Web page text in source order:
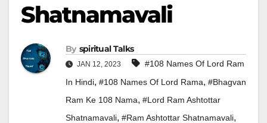
Shatnamavali
By Spiritual Talks
JAN 12, 2023
#108 Names Of Lord Ram
In Hindi, #108 Names Of Lord Rama, #bhagvan
Ram Ke 108 Nama, #Lord Ram Ashtottar
Shatnamavali, #Ram Ashtottar Shatnamavali,